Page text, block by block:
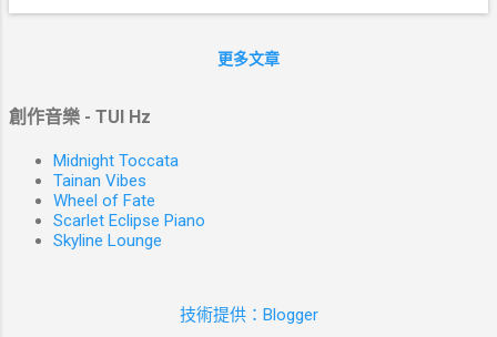
更多文章
創作音樂 - TUI Hz
Midnight Toccata
Tainan Vibes
Wheel of Fate
Scarlet Eclipse Piano
Skyline Lounge
技術提供：Blogger